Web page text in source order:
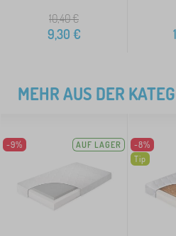
10,40€
9,30 €
MEHR AUS DER
-9% AUF LAGER
-8%
Tip